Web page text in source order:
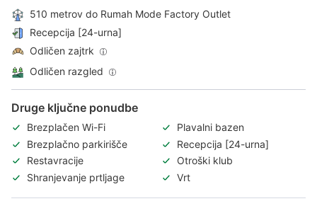
510 metrov do Rumah Mode Factory Outlet
Recepcija [24-urna]
Odličen zajtrk
Odličen razgled
Druge ključne ponudbe
Brezplačen Wi-Fi
Plavalni bazen
Brezplačno parkirišče
Recepcija [24-urna]
Restavracije
Otroški klub
Shranjevanje prtljage
Vrt